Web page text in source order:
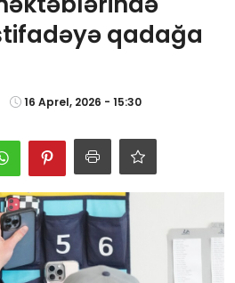
qadağa
16 Aprel, 2026 - 15:30